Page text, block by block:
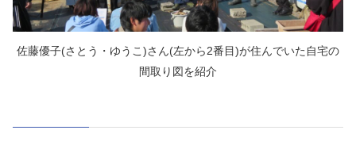
佐藤優子(さとう・ゆうこ)さん(左から2番目)が住んでいた自宅の
間取り図を紹介